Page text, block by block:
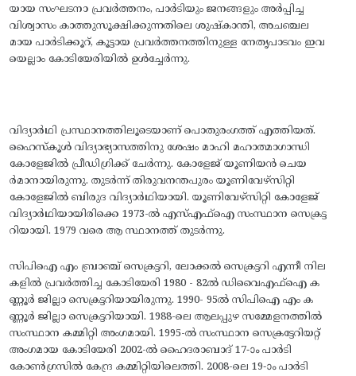
യായ സംഘടനാ പ്രവര്‍ത്തനം, പാര്‍ടിയും ജനങ്ങളും അര്‍പ്പിച്ച
വിശ്വാസം കാത്തുസൂക്ഷിക്കുന്നതിലെ ശുഷ്‌കാന്തി, അചഞ്ചല
മായ പാര്‍ടിക്കൂറ്‌, കൂട്ടായ പ്രവര്‍ത്തനത്തിനുള്ള നേതൃപാടവം ഇവ
യെല്ലാം കോടിയേരിയില്‍ ഉള്‍ച്ചേര്‍ന്നു.
വിദ്യാര്‍ഥി പ്രസ്ഥാനത്തിലൂടെയാണ്‌ പൊതുരംഗത്ത്‌ എത്തിയത്‌.
ഹൈസ്‌കൂള്‍ വിദ്യാഭ്യാസത്തിനു ശേഷം മാഹി മഹാത്മാഗാന്ധി
കോളേജില്‍ പ്രീഡിഗ്രിക്ക്‌ ചേര്‍ന്നു. കോളേജ്‌ യൂണിയന്‍ ചെയ
ര്‍മാനായിരുന്നു. തുടര്‍ന്ന്‌ തിരുവനന്തപുരം യൂണിവേഴ്‌സിറ്റി
കോളേജില്‍ ബിരുദ വിദ്യാര്‍ഥിയായി. യൂണിവേഴ്‌സിറ്റി കോളേജ്‌
വിദ്യാര്‍ഥിയായിരിക്കെ 1973-ല്‍ എസ്‌എഫ്‌ഐ സംസ്ഥാന സെക്രട്ട
റിയായി. 1979 വരെ ആ സ്ഥാനത്ത്‌ തുടര്‍ന്നു.
സിപിഐ എം ബ്രാഞ്ച്‌ സെക്രട്ടറി, ലോക്കല്‍ സെക്രട്ടറി എന്നീ നില
കളില്‍ പ്രവര്‍ത്തിച്ച കോടിയേരി 1980 - 82ല്‍ ഡിവൈഎഫ്‌ഐ ക
ണ്ണൂര്‍ ജില്ലാ സെക്രട്ടറിയായിരുന്നു. 1990- 95ല്‍ സിപിഐ എം ക
ണ്ണൂര്‍ ജില്ലാ സെക്രട്ടറിയായി. 1988-ലെ ആലപ്പുഴ സമ്മേളനത്തില്‍
സംസ്ഥാന കമ്മിറ്റി അംഗമായി. 1995-ല്‍ സംസ്ഥാന സെക്രട്ടേറിയറ്റ്‌
അംഗമായ കോടിയേരി 2002-ല്‍ ഹൈദരാബാദ്‌ 17-ാം പാര്‍ടി
കോണ്‍ഗ്രസില്‍ കേന്ദ്ര കമ്മിറ്റിയിലെത്തി. 2008-ലെ 19-ാം പാര്‍ടി